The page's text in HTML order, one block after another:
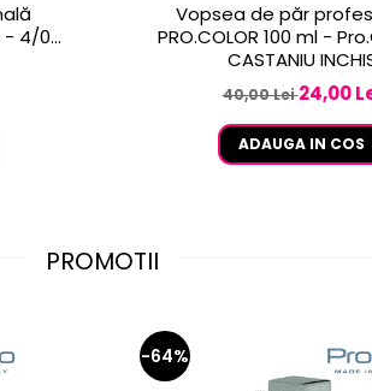
- 4/0
Vopsea de păr
PRO.COLOR 100 ml -
CASTANIU
40,00 Lei24,00
ADAUGA IN COS
PROMOTII
-64%